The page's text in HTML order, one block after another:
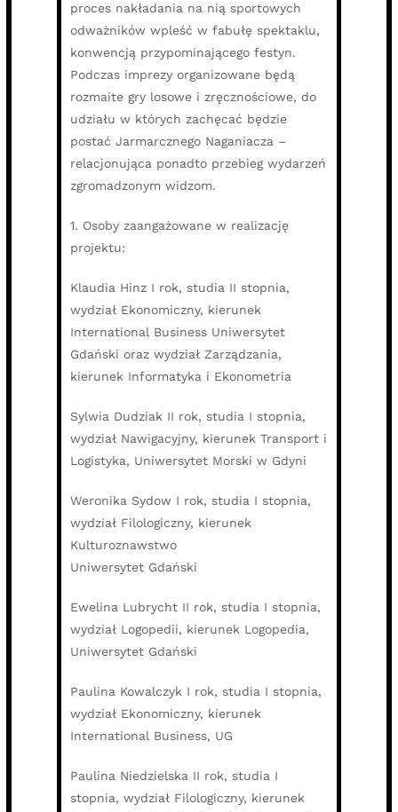
proces nakładania na nią sportowych
odważników wpleść w fabułę spektaklu,
konwencją przypominającego festyn.
Podczas imprezy organizowane będą
rozmaite gry losowe i zręcznościowe, do
udziału w których zachęcać będzie
postać Jarmarcznego Naganiacza –
relacjonująca ponadto przebieg wydarzeń
zgromadzonym widzom.
1. Osoby zaangażowane w realizację
projektu:
Klaudia Hinz I rok, studia II stopnia,
wydział Ekonomiczny, kierunek
International Business Uniwersytet
Gdański oraz wydział Zarządzania,
kierunek Informatyka i Ekonometria
Sylwia Dudziak II rok, studia I stopnia,
wydział Nawigacyjny, kierunek Transport i
Logistyka, Uniwersytet Morski w Gdyni
Weronika Sydow I rok, studia I stopnia,
wydział Filologiczny, kierunek
Kulturoznawstwo
Uniwersytet Gdański
Ewelina Lubrycht II rok, studia I stopnia,
wydział Logopedii, kierunek Logopedia,
Uniwersytet Gdański
Paulina Kowalczyk I rok, studia I stopnia,
wydział Ekonomiczny, kierunek
International Business, UG
Paulina Niedzielska II rok, studia I
stopnia, wydział Filologiczny, kierunek